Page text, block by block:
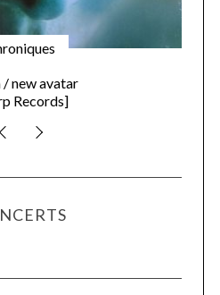
/ new avatar
Records]